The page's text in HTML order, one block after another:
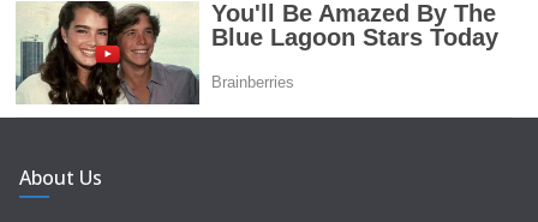
About Us